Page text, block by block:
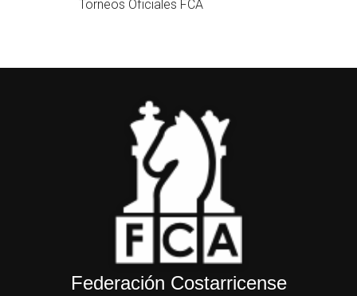
Torneos Oficiales FCA
Federación Costarricense